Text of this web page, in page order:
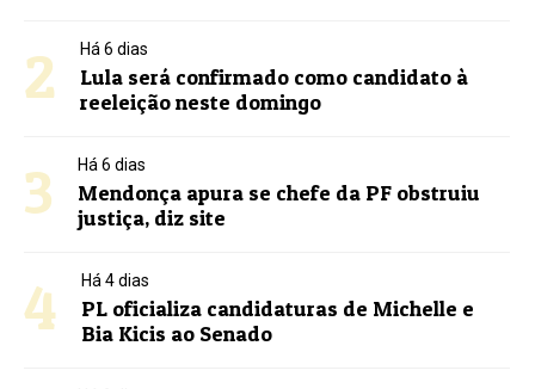
2 Há 6 dias
Lula será confirmado como candidato à
reeleição neste domingo
3 Há 6 dias
Mendonça apura se chefe da PF obstruiu
justiça, diz site
4 Há 4 dias
PL oficializa candidaturas de Michelle e
Bia Kicis ao Senado